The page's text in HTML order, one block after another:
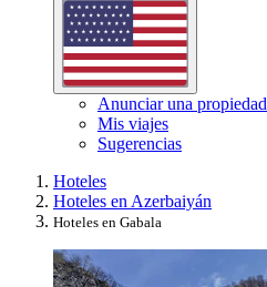
Anunciar una propiedad
Mis viajes
Sugerencias
Hoteles
Hoteles en Azerbaiyán
Hoteles en Gabala